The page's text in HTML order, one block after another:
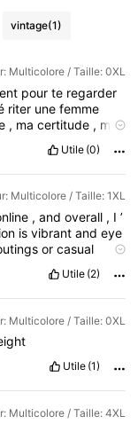
vintage(1)
Multicolore / Taille: 0XL
pourte regarder
riter unefemme
, macertitude , mon
chemin. Ton sourire
,ettoncœur,le
t'aimenon
cellequeje suis
l 'éternité».
tique(cou
Utile (0)
Multicolore / Taille: 1XL
,andoverall , I’
isvibrantandeye
orcasual
fit was
checkingthesize
price,thoughafew
was
amore
sneakers
!Onlydownside?
wasshowninthe
Utile (2)
Multicolore / Taille: 0XL
Utile (1)
Multicolore / Taille: 4XL